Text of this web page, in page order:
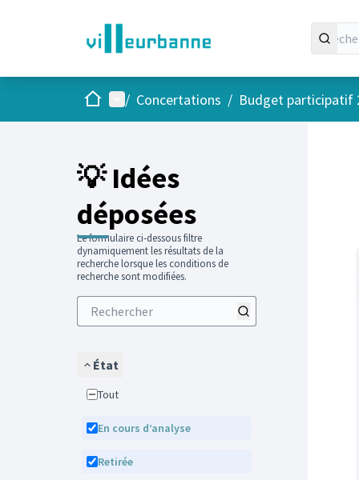
AccueilMenu principal
/ Concertations / Budget participatif
💡 Idées
déposées
Le formulaire ci-dessous filtre
dynamiquement les résultats de la
recherche lorsque les conditions de
recherche sont modifiées.
État
Tout
En cours d’analyse
Retirée